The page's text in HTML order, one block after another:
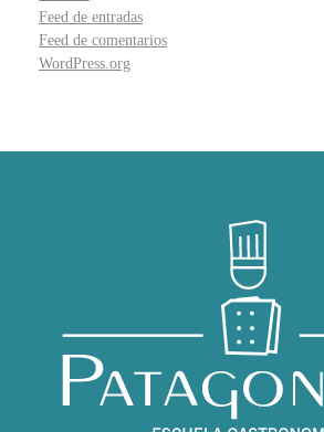
Feed de entradas
Feed de comentarios
WordPress.org